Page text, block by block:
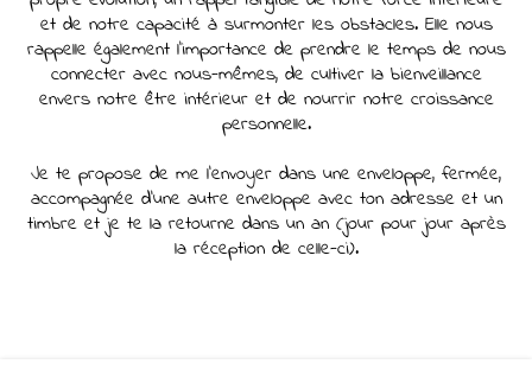
et de notre capacité à surmonter les obstacles. Elle nous
rappelle également l'importance de prendre le temps de nous
connecter avec nous-mêmes, de cultiver la bienveillance
envers notre être intérieur et de nourrir notre croissance
personnelle.
Je te propose de me l’envoyer dans une enveloppe, fermée,
accompagnée d’une autre enveloppe avec ton adresse et un
timbre et je te la retourne dans un an (jour pour jour après
la réception de celle-ci).